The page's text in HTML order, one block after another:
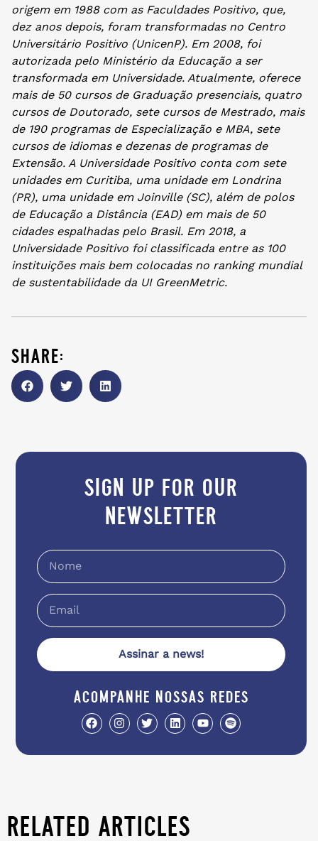
origem em 1988 com as Faculdades Positivo, que,
dez anos depois, foram transformadas no Centro
Universitário Positivo (UnicenP). Em 2008, foi
autorizada pelo Ministério da Educação a ser
transformada em Universidade. Atualmente, oferece
mais de 50 cursos de Graduação presenciais, quatro
cursos de Doutorado, sete cursos de Mestrado, mais
de 190 programas de Especialização e MBA, sete
cursos de idiomas e dezenas de programas de
Extensão. A Universidade Positivo conta com sete
unidades em Curitiba, uma unidade em Londrina
(PR), uma unidade em Joinville (SC), além de polos
de Educação a Distância (EAD) em mais de 50
cidades espalhadas pelo Brasil. Em 2018, a
Universidade Positivo foi classificada entre as 100
instituições mais bem colocadas no ranking mundial
de sustentabilidade da UI GreenMetric.
share:
sign up for our
newsletter
Assinar a news!
acompanhe nossas redes
related articles